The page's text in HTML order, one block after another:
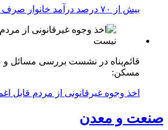
بیش از ۷۰ درصد درآمد خانوار صرف اجاره خانه می‌شود
قائم‌پناه در نشست بررسی مسائل و
مسکن:
اخذ وجوه غیرقانونی از مردم قابل
صنعت و معدن